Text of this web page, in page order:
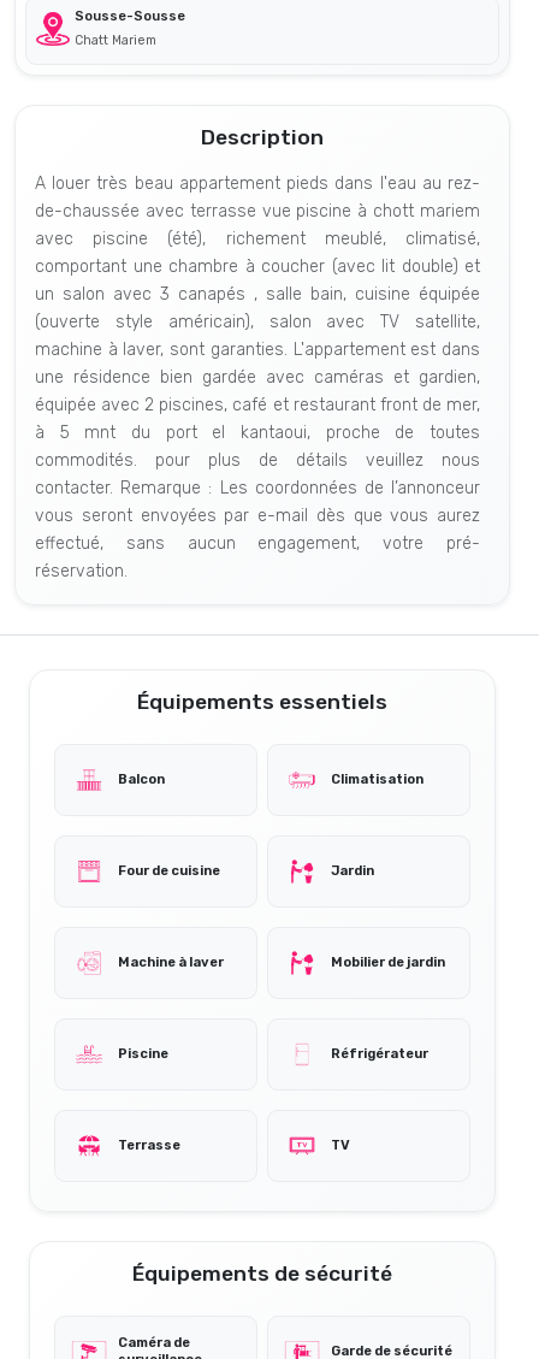
Sousse-Sousse
Chatt Mariem
Description
A louer très beau appartement pieds dans l'eau au rez-
de-chaussée avec terrasse vue piscine à chott mariem
avec piscine (été), richement meublé, climatisé,
comportant une chambre à coucher (avec lit double) et
un salon avec 3 canapés , salle bain, cuisine équipée
(ouverte style américain), salon avec TV satellite,
machine à laver, sont garanties. L'appartement est dans
une résidence bien gardée avec caméras et gardien,
équipée avec 2 piscines, café et restaurant front de mer,
à 5 mnt du port el kantaoui, proche de toutes
commodités. pour plus de détails veuillez nous
contacter. Remarque : Les coordonnées de l’annonceur
vous seront envoyées par e-mail dès que vous aurez
effectué, sans aucun engagement, votre pré-
réservation.
Équipements essentiels
Balcon Climatisation
Four de cuisine Jardin
Machine à laver Mobilier de jardin
Piscine Réfrigérateur
Terrasse TV
Équipements de sécurité
Caméra de
Garde de sécurité